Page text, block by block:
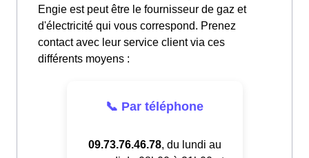
Engie est peut être le fournisseur de gaz et
d'électricité qui vous correspond. Prenez
contact avec leur service client via ces
différents moyens :
📞 Par téléphone
09.73.76.46.78, du lundi au